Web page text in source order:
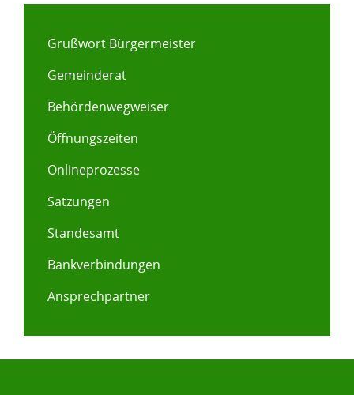
Grußwort Bürgermeister
Gemeinderat
Behördenwegweiser
Öffnungszeiten
Onlineprozesse
Satzungen
Standesamt
Bankverbindungen
Ansprechpartner